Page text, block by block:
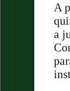
A
a